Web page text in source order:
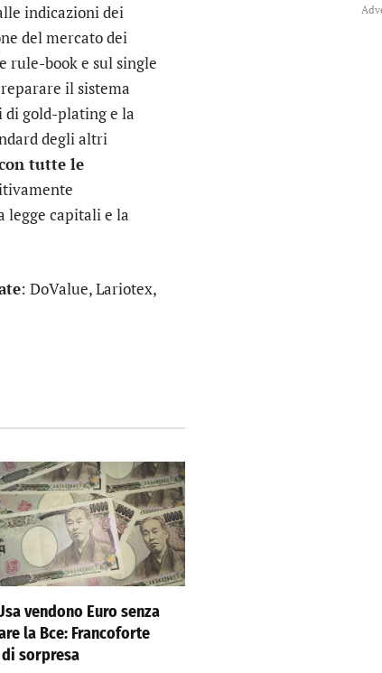
indicazioni dei
del mercato dei
rule-book e sul single
il sistema
gold-plating e la
degli altri
tutte le
legge capitali e la
: DoValue, Lariotex,
vendono Euro senza
la Bce: Francoforte
sorpresa